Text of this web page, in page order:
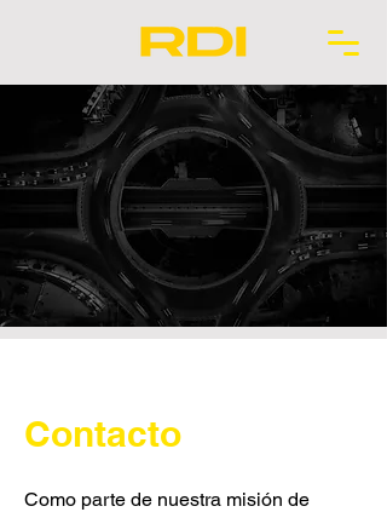
Contacto
Como parte de nuestra misión de